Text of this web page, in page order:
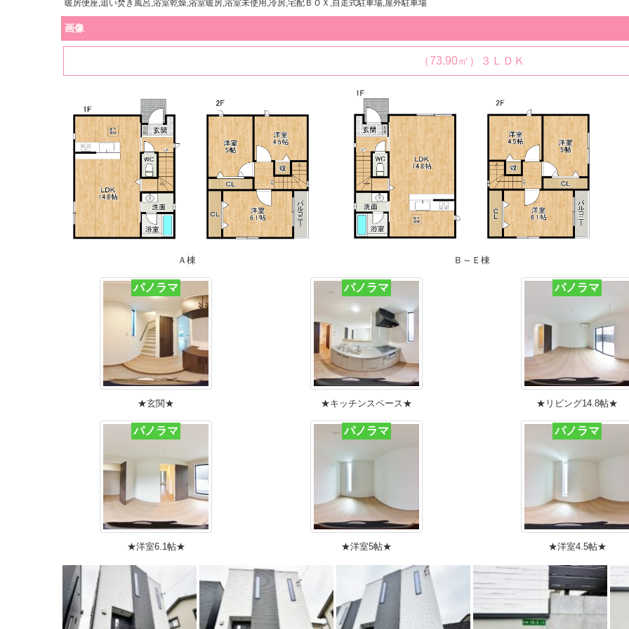
暖房便座,追い焚き風呂,浴室乾燥,浴室暖房,浴室未使用,冷房,宅配ＢＯＸ,自走式駐車場,屋外駐車場
画像
（73.90㎡）３ＬＤＫ
Ａ棟 Ｂ～Ｅ棟
パノラマ
★玄関★
パノラマ
★キッチンスペース★
パノラマ
★リビング14.8帖★
パノラマ
★洋室6.1帖★
パノラマ
★洋室5帖★
パノラマ
★洋室4.5帖★